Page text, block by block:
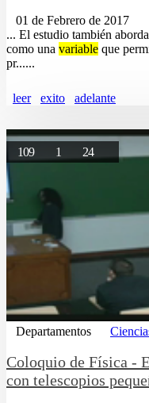
01 de Febrero de 2017
... El estudio también
como una variable que
pr......
leer exito adelante
109 1 24
Departamentos
Coloquio de Física -
con telescopios